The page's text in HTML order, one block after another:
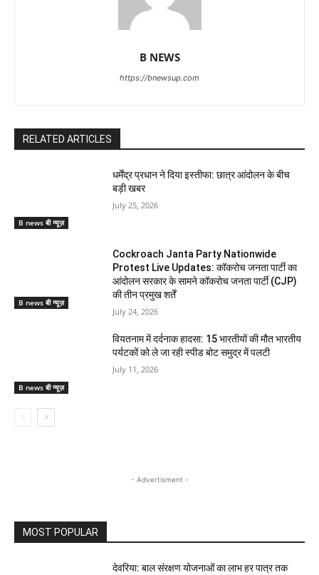
B NEWS
https://bnewsup.com
RELATED ARTICLES
B news बी न्यूज़
धर्मेंद्र प्रधान ने दिया इस्तीफा: छात्र आंदोलन के बीच
बड़ी खबर
July 25, 2026
B news बी न्यूज़
Cockroach Janta Party Nationwide
Protest Live Updates: कॉकरोच जनता पार्टी का
आंदोलन सरकार के सामने कॉकरोच जनता पार्टी (CJP)
की तीन प्रमुख शर्तें
July 24, 2026
B news बी न्यूज़
वियतनाम में दर्दनाक हादसा: 15 भारतीयों की मौत भारतीय
पर्यटकों को ले जा रही स्पीड बोट समुद्र में पलटी
July 11, 2026
- Advertisment -
MOST POPULAR
देवरिया: बाल संरक्षण योजनाओं का लाभ हर पात्र तक